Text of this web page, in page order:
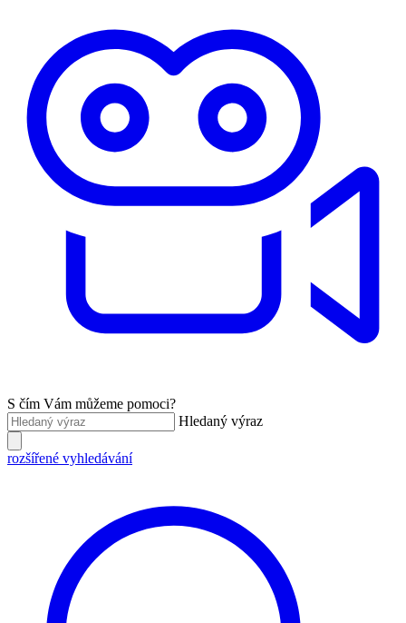
S čím Vám můžeme pomoci?
Hledaný výraz
rozšířené vyhledávání